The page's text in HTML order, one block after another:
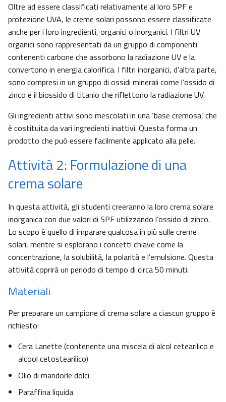
Oltre ad essere classificati relativamente al loro SPF e
protezione UVA, le creme solari possono essere classificate
anche per i loro ingredienti, organici o inorganici. I filtri UV
organici sono rappresentati da un gruppo di componenti
contenenti carbone che assorbono la radiazione UV e la
convertono in energia calorifica. I filtri inorganici, d’altra parte,
sono compresi in un gruppo di ossidi minerali come l’ossido di
zinco e il biossido di titanio che riflettono la radiazione UV.
Gli ingredienti attivi sono mescolati in una ‘base cremosa’, che
è costituita da vari ingredienti inattivi. Questa forma un
prodotto che può essere facilmente applicato alla pelle.
Attività 2: Formulazione di una
crema solare
In questa attività, gli studenti creeranno la loro crema solare
inorganica con due valori di SPF utilizzando l’ossido di zinco.
Lo scopo è quello di imparare qualcosa in più sulle creme
solari, mentre si esplorano i concetti chiave come la
concentrazione, la solubilità, la polarità e l’emulsione. Questa
attività coprirà un periodo di tempo di circa 50 minuti.
Materiali
Per preparare un campione di crema solare a ciascun gruppo è
richiesto:
Cera Lanette (contenente una miscela di alcol cetearilico e
alcool cetostearilico)
Olio di mandorle dolci
Paraffina liquida